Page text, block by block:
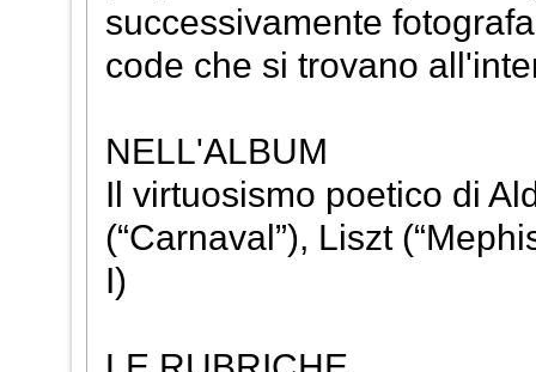
successivamente
code che si trovano
NELL'ALBUM
Il virtuosismo poetico di
(“Carnaval”), Liszt
I)